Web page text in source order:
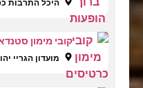
היכל התרבות
קובי מימון
מועדון הגריי